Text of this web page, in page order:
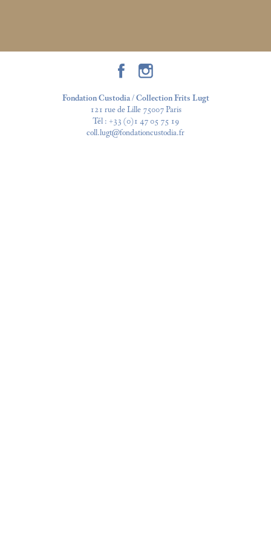
Fondation Custodia / Collection Frits Lugt
121 rue de Lille 75007 Paris
Tél : +33 (0)1 47 05 75 19
coll.lugt@fondationcustodia.fr